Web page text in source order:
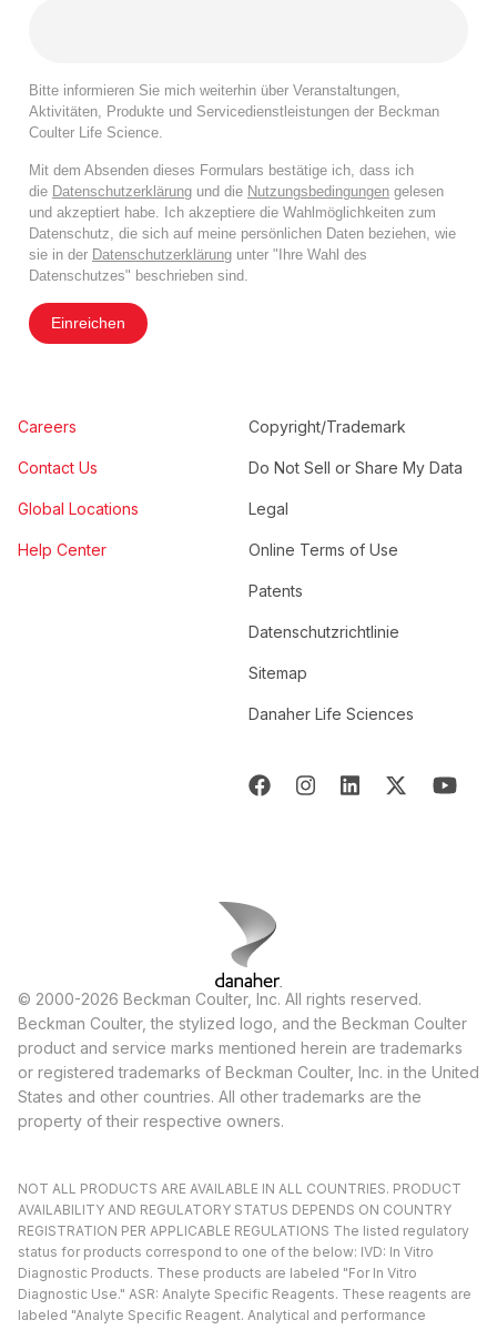
Bitte informieren Sie mich weiterhin über Veranstaltungen,
Aktivitäten, Produkte und Servicedienstleistungen der Beckman
Coulter Life Science.
Mit dem Absenden dieses Formulars bestätige ich, dass ich
die Datenschutzerklärung und die Nutzungsbedingungen gelesen
und akzeptiert habe. Ich akzeptiere die Wahlmöglichkeiten zum
Datenschutz, die sich auf meine persönlichen Daten beziehen, wie
sie in der Datenschutzerklärung unter "Ihre Wahl des
Datenschutzes" beschrieben sind.
Einreichen
Careers
Contact Us
Global Locations
Help Center
Copyright/Trademark
Do Not Sell or Share My Data
Legal
Online Terms of Use
Patents
Datenschutzrichtlinie
Sitemap
Danaher Life Sciences
© 2000-2026 Beckman Coulter, Inc. All rights reserved.
Beckman Coulter, the stylized logo, and the Beckman Coulter
product and service marks mentioned herein are trademarks
or registered trademarks of Beckman Coulter, Inc. in the United
States and other countries. All other trademarks are the
property of their respective owners.
NOT ALL PRODUCTS ARE AVAILABLE IN ALL COUNTRIES. PRODUCT
AVAILABILITY AND REGULATORY STATUS DEPENDS ON COUNTRY
REGISTRATION PER APPLICABLE REGULATIONS The listed regulatory
status for products correspond to one of the below: IVD: In Vitro
Diagnostic Products. These products are labeled "For In Vitro
Diagnostic Use." ASR: Analyte Specific Reagents. These reagents are
labeled "Analyte Specific Reagent. Analytical and performance